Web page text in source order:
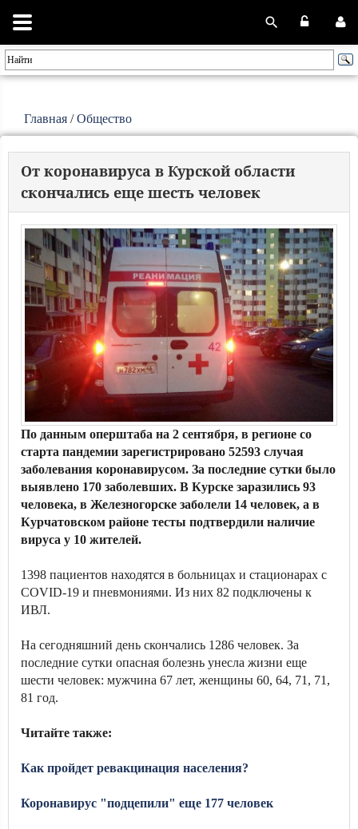
Главная /Общество
От коронавируса в Курской области
скончались еще шесть человек
По данным оперштаба на 2 сентября, в регионе со
старта пандемии зарегистрировано 52593 случая
заболевания коронавирусом. За последние сутки было
выявлено 170 заболевших. В Курске заразились 93
человека, в Железногорске заболели 14 человек, а в
Курчатовском районе тесты подтвердили наличие
вируса у 10 жителей.
1398 пациентов находятся в больницах и стационарах с
COVID-19 и пневмониями. Из них 82 подключены к
ИВЛ.
На сегодняшний день скончались 1286 человек. За
последние сутки опасная болезнь унесла жизни еще
шести человек: мужчина 67 лет, женщины 60, 64, 71, 71,
81 год.
Читайте также:
Как пройдет ревакцинация населения?
Коронавирус "подцепили" еще 177 человек